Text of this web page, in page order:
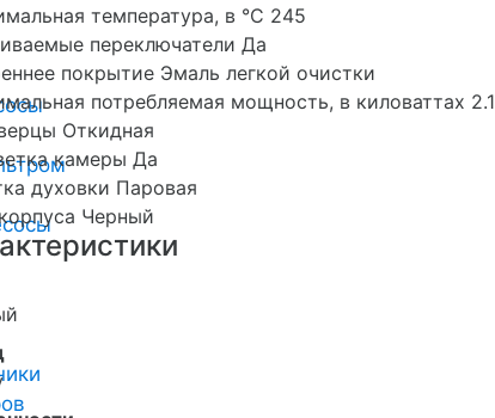
температура, в °C 245
переключатели Да
покрытие Эмаль легкой очистки
потребляемая мощность, в киловаттах 2.1
Откидная
камеры Да
духовки Паровая
Черный